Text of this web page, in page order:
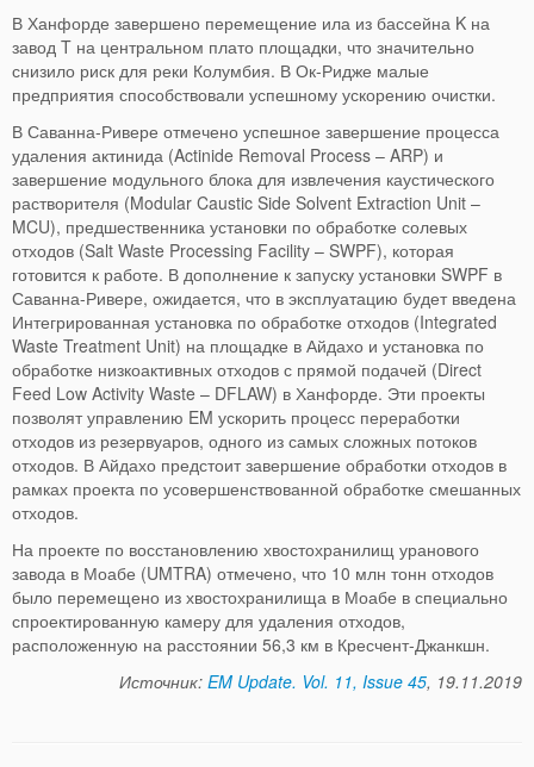
В Ханфорде завершено перемещение ила из бассейна K на
завод T на центральном плато площадки, что значительно
снизило риск для реки Колумбия. В Ок-Ридже малые
предприятия способствовали успешному ускорению очистки.
В Саванна-Ривере отмечено успешное завершение процесса
удаления актинида (Actinide Removal Process – ARP) и
завершение модульного блока для извлечения каустического
растворителя (Modular Caustic Side Solvent Extraction Unit –
MCU), предшественника установки по обработке солевых
отходов (Salt Waste Processing Facility – SWPF), которая
готовится к работе. В дополнение к запуску установки SWPF в
Саванна-Ривере, ожидается, что в эксплуатацию будет введена
Интегрированная установка по обработке отходов (Integrated
Waste Treatment Unit) на площадке в Айдахо и установка по
обработке низкоактивных отходов с прямой подачей (Direct
Feed Low Activity Waste – DFLAW) в Ханфорде. Эти проекты
позволят управлению EM ускорить процесс переработки
отходов из резервуаров, одного из самых сложных потоков
отходов. В Айдахо предстоит завершение обработки отходов в
рамках проекта по усовершенствованной обработке смешанных
отходов.
На проекте по восстановлению хвостохранилищ уранового
завода в Моабе (UMTRA) отмечено, что 10 млн тонн отходов
было перемещено из хвостохранилища в Моабе в специально
спроектированную камеру для удаления отходов,
расположенную на расстоянии 56,3 км в Кресчент-Джанкшн.
Источник: EM Update. Vol. 11, Issue 45, 19.11.2019